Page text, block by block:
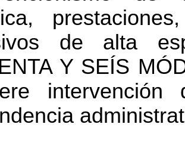
de alta
Y SEÍS